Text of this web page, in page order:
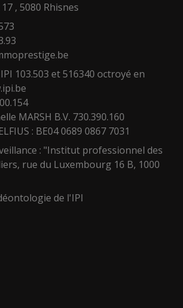
, 5080 Rhisnes
103.503 et 516340 octroyé en
MARSH B.V. 730.390.160
: BE04 0689 0867 7031
: "Institut professionnel des
rue du Luxembourg 16 B, 1000
de l'IPI